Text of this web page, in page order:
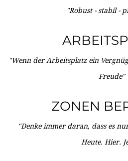
"Robust - stabil -
"Wenn der Arbeitsplatz ein
Freude"
ZONEN
"Denke immer daran, dass es
Heute. Hier.